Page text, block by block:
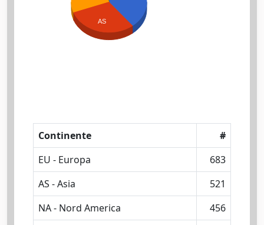
AS
Continente
#
EU - Europa
683
AS - Asia
521
NA - Nord America
456